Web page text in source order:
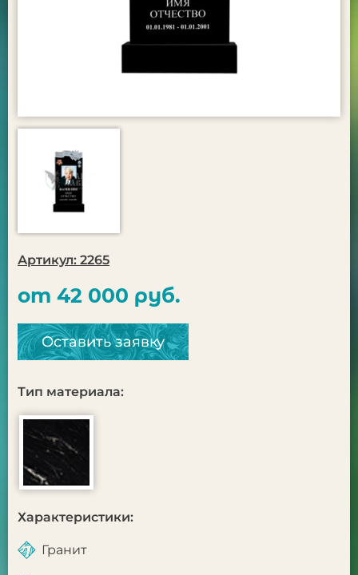
Артикул: 2265
от 42 000 руб.
Оставить заявку
Тип материала:
Характеристики:
Гранит